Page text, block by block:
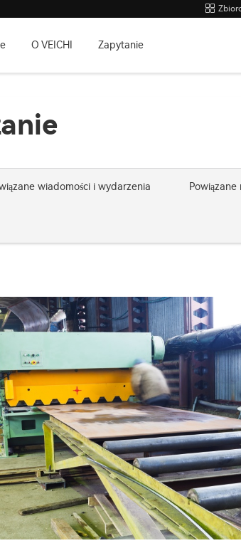
O VEICHI Zapytanie
wiadomości i wydarzenia Powiązane